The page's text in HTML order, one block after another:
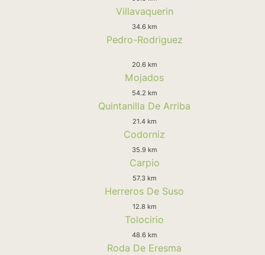
Villavaquerin
34.6 km
Pedro-Rodriguez
20.6 km
Mojados
54.2 km
Quintanilla De Arriba
21.4 km
Codorniz
35.9 km
Carpio
57.3 km
Herreros De Suso
12.8 km
Tolocirio
48.6 km
Roda De Eresma